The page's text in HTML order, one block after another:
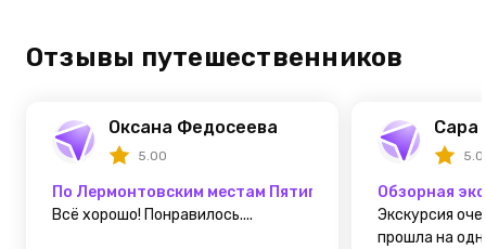
Отзывы путешественников
Оксана Федосеева
5.00
По Лермонтовским местам Пятигорска
Всё хорошо! Понравилось....
Сара
Обзорная
Экскурсия
прошла на